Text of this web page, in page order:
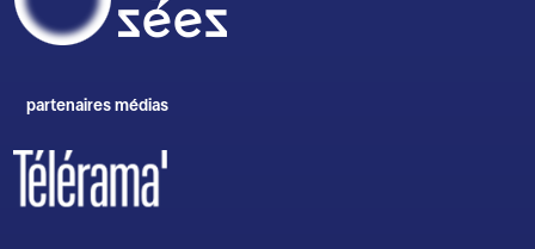
partenaires médias